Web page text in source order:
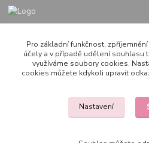
PO-PÁ 10-20h., SO+NE 14-20h.
zemepanenek@gmail.com
Pro základní funkčnost,
účely a v případě udělení souhlasu
využíváme soubory cookies.
cookies můžete kdykoli upravit
Nastavení